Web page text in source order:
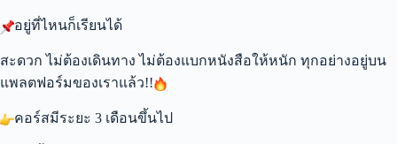
อยู่ที่ไหนก็เรียนได้
สะดวก ไม่ต้องเดินทาง ไม่ต้องแบกหนังสือให้หนัก ทุกอย่างอยู่บน
แพลตฟอร์มของเราแล้ว!!
คอร์สมีระยะ 3 เดือนขึ้นไป